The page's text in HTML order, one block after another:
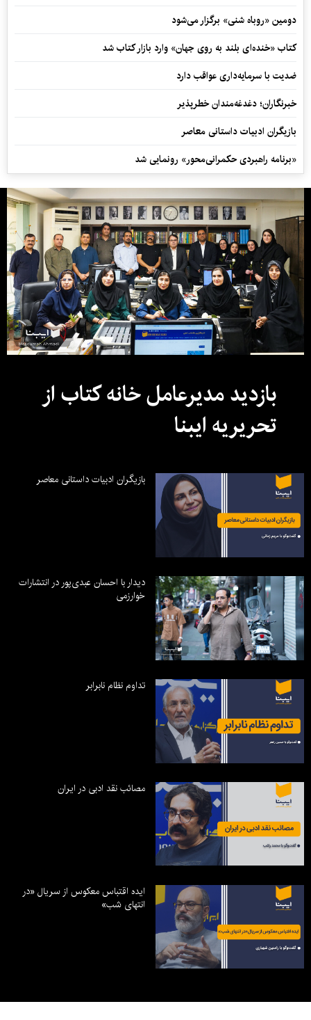
دومین «روباه شنی» برگزار می‌شود
کتاب «خنده‌ای بلند به روی جهان» وارد بازار کتاب شد
ضدیت با سرمایه‌داری عواقب دارد
خبرنگاران؛ دغدغه‌مندان خطرپذیر
بازیگران ادبیات داستانی معاصر
«برنامه راهبردی حکمرانی‌محور» رونمایی شد
بازدید مدیرعامل خانه کتاب از
تحریریه ایبنا
بازیگران ادبیات داستانی معاصر
دیدار با احسان عبدی‌پور در انتشارات
خوارزمی
تداوم نظام نابرابر
مصائب نقد ادبی در ایران
ایده اقتباس معکوس از سریال «در
انتهای شب»